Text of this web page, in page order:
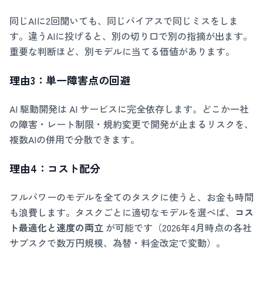
同じAIに2回聞いても、同じバイアスで同じミスをしま
す。違うAIに投げると、別の切り口で別の指摘が出ます。
重要な判断ほど、別モデルに当てる価値があります。
理由3：単一障害点の回避
AI 駆動開発は AI サービスに完全依存します。どこか一社
の障害・レート制限・規約変更で開発が止まるリスクを、
複数AIの併用で分散できます。
理由4：コスト配分
フルパワーのモデルを全てのタスクに使うと、お金も時間
も浪費します。タスクごとに適切なモデルを選べば、 コス
ト最適化と速度の両立 が可能です（2026年4月時点の各社
サブスクで数万円規模、為替・料金改定で変動）。